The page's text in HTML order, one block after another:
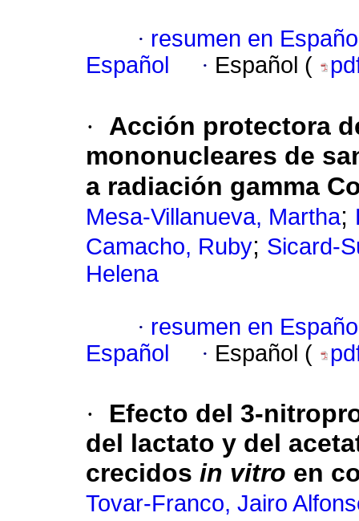
· resumen en
Español
· Español (
·
Acción protectora
mononucleares de
a radiación gamma
Mesa-Villanueva, Martha;
Camacho, Ruby; Sicard-
Helena
· resumen en
Español
· Español (
·
Efecto del 3-
del lactato y del
crecidos in vitro en
Tovar-Franco, Jairo